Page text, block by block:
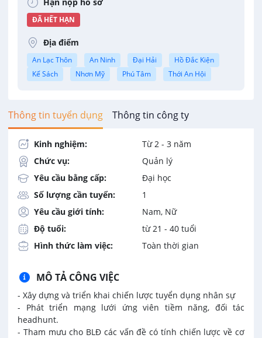
ĐÃ HẾT HẠN
Địa điểm
An Lạc Thôn An Ninh Đại Hải
Hồ Đắc Kiện
Kế Sách
Nhơn Mỹ Phú Tâm Thới An Hội
Thông tin tuyển dụng Thông tin công ty
Kinh nghiệm:
Từ 2 - 3 năm
Chức vụ:
Quản lý
Yêu cầu bằng cấp:
Đại học
Số lượng cần tuyển:
1
Yêu cầu giới tính:
Nam, Nữ
Độ tuổi:
từ 21 - 40 tuổi
Hình thức làm việc:
Toàn thời gian
MÔ TẢ CÔNG VIỆC
- Xây dựng và triển khai chiến lược tuyển dụng nhân sự
- Phát triển mạng lưới ứng viên tiềm năng, đối tác
headhunt.
- Tham mưu cho BLĐ các vấn đề có tính chiến lược về cơ